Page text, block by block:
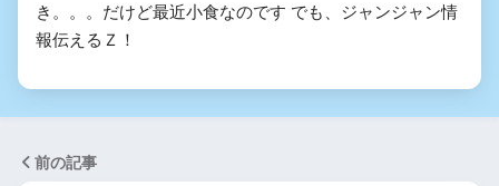
き。。。だけど最近小食なのです でも、ジャンジャン情
報伝えるＺ！
前の記事